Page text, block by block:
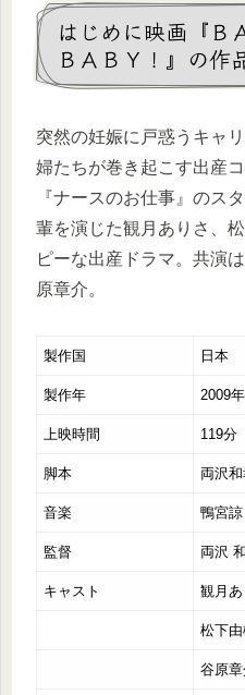
はじめに映画『
ＢＡＢＹ！』の作
突然の妊娠に戸惑うキャ
婦たちが巻き起こす出産
『ナースのお仕事』のス
輩を演じた観月ありさ、
ピーな出産ドラマ。共演
原章介。
製作国
製作年 2009年
上映時間 119分
脚本 両沢
音楽 鴨宮諒
監督 両沢
キャスト 観月あ
松下
谷原